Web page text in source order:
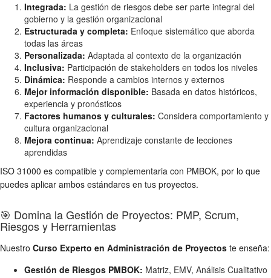
Integrada: La gestión de riesgos debe ser parte integral del
gobierno y la gestión organizacional
Estructurada y completa: Enfoque sistemático que aborda
todas las áreas
Personalizada: Adaptada al contexto de la organización
Inclusiva: Participación de stakeholders en todos los niveles
Dinámica: Responde a cambios internos y externos
Mejor información disponible: Basada en datos históricos,
experiencia y pronósticos
Factores humanos y culturales: Considera comportamiento y
cultura organizacional
Mejora continua: Aprendizaje constante de lecciones
aprendidas
ISO 31000 es compatible y complementaria con PMBOK, por lo que
puedes aplicar ambos estándares en tus proyectos.
🎯 Domina la Gestión de Proyectos: PMP, Scrum,
Riesgos y Herramientas
Nuestro Curso Experto en Administración de Proyectos te enseña:
Gestión de Riesgos PMBOK: Matriz, EMV, Análisis Cualitativo